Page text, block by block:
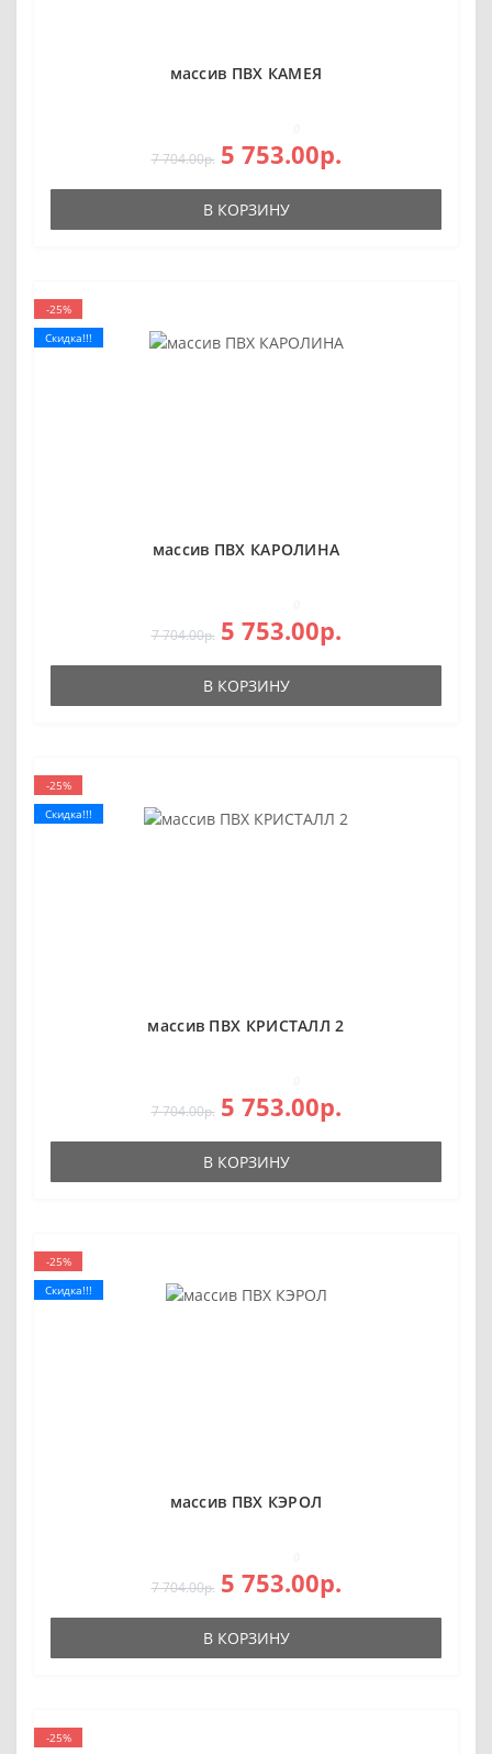
массив ПВХ КАМЕЯ
7 704.00р. 5 753.00р.
В КОРЗИНУ
-25%
Скидка!!!
массив ПВХ КАРОЛИНА
7 704.00р. 5 753.00р.
В КОРЗИНУ
-25%
Скидка!!!
массив ПВХ КРИСТАЛЛ 2
7 704.00р. 5 753.00р.
В КОРЗИНУ
-25%
Скидка!!!
массив ПВХ КЭРОЛ
7 704.00р. 5 753.00р.
В КОРЗИНУ
-25%